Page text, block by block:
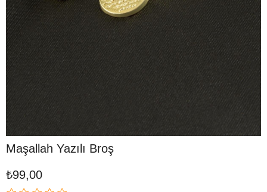
Maşallah Yazılı Broş
₺99,00